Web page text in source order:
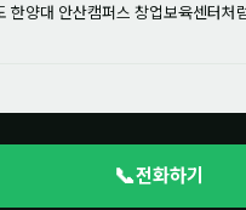
한양대 안산캠퍼스 창업보육센터처
📞전화하기